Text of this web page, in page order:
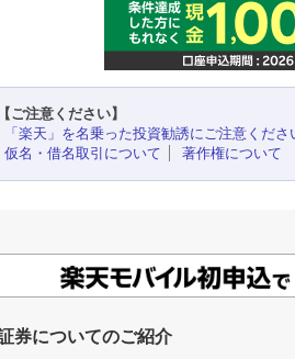
【ご注意ください】
「楽天」を名乗った投資勧誘にご注意くださ
仮名・借名取引について
著作権について
券についてのご紹介